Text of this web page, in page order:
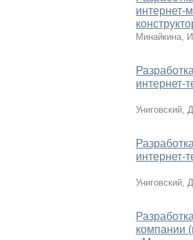
интернет-
Минайкина,
интернет-
Униговский,
интернет-
Униговский,
компании